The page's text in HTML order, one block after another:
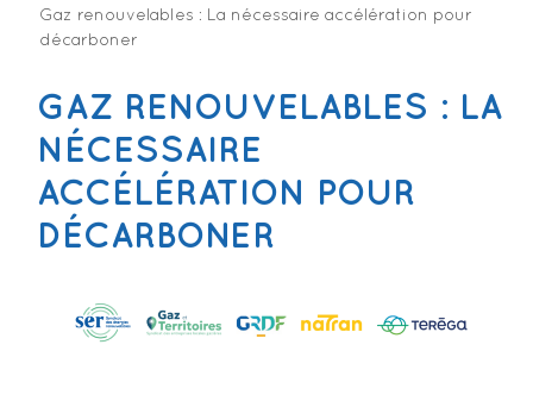
Gaz renouvelables : La nécessaire accélération pour
décarboner
GAZ RENOUVELABLES : LA
NÉCESSAIRE
ACCÉLÉRATION POUR
DÉCARBONER